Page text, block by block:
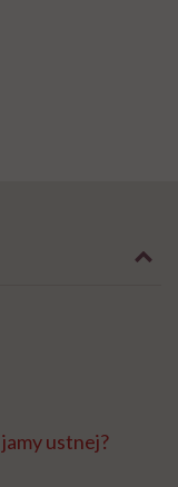
ustnej?